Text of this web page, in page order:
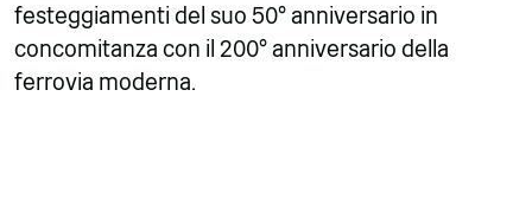
festeggiamenti del suo 50° anniversario in
concomitanza con il 200° anniversario della
ferrovia moderna.